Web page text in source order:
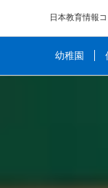
日本教育情報
幼稚園